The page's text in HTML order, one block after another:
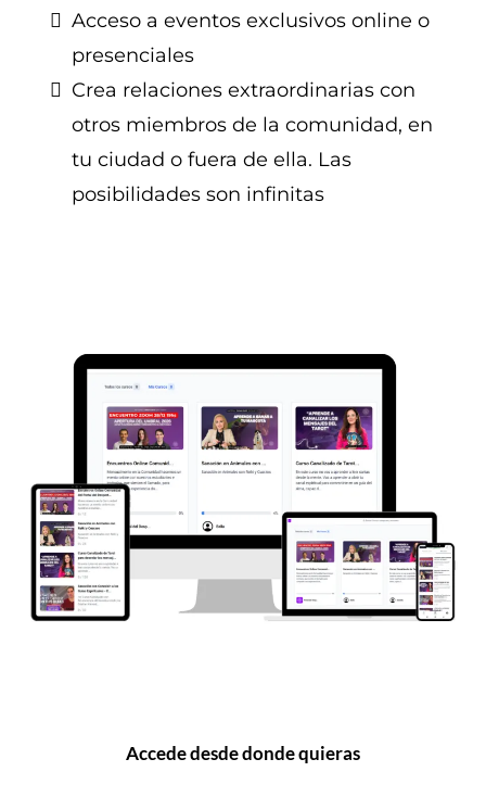
Acceso a eventos exclusivos online o
presenciales
Crea relaciones extraordinarias con
otros miembros de la comunidad, en
tu ciudad o fuera de ella. Las
posibilidades son infinitas
Accede desde donde quieras